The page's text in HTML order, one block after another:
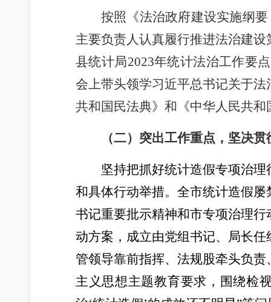
按照《法治政府建设实施纲
主要负责人认真履行推进法治建
县统计局2023年统计法治工作要
会上带头领学习近平总书记关于
共和国民法典》和《中华人民共和
（二）突出工作重点，坚决
坚持把抓好统计造假专项治
和具体行动举措。全市统计造假
书记重要批示精神和市专项治理
动方案，成立由党组书记、局长
管领导靠前指挥、法规股牵头负
主义思想主题教育要求，围绕检